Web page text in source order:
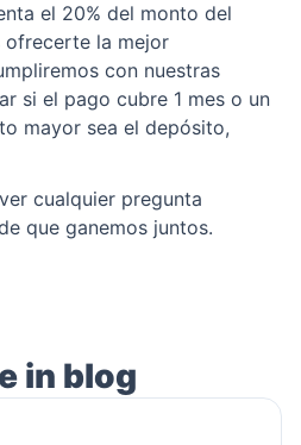
el 20% del monto del
ofrecerte la mejor
con nuestras
si el pago cubre 1 mes o un
mayor sea el depósito,
cualquier pregunta
que ganemos juntos.
in blog